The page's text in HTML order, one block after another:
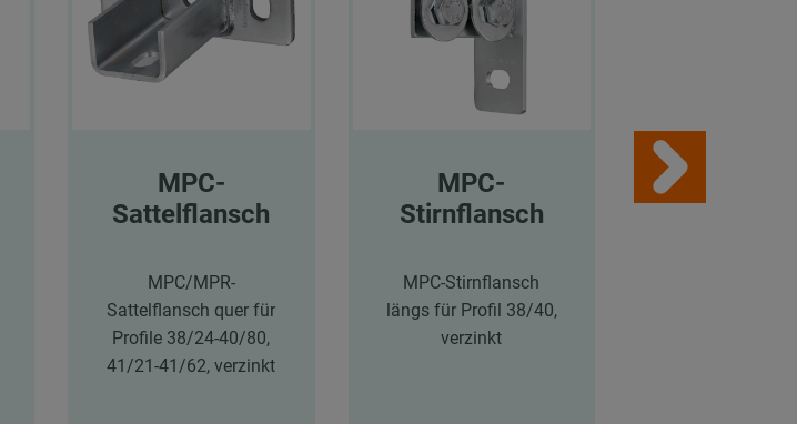
MPC-
Sattelflansch
MPC/MPR-
Sattelflansch quer für
Profile 38/24-40/80,
41/21-41/62, verzinkt
MPC-
Stirnflansch
MPC-Stirnflansch
längs für Profil 38/40,
verzinkt